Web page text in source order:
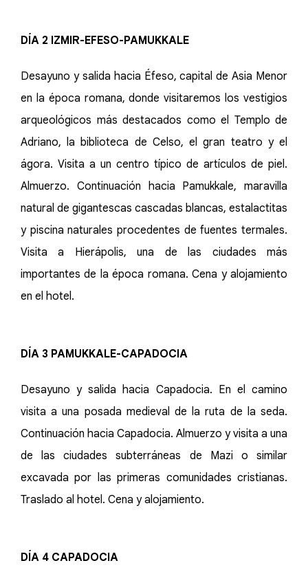
DÍA 2 IZMIR-EFESO-PAMUKKALE
Desayuno y salida hacia Éfeso, capital de Asia Menor
en la época romana, donde visitaremos los vestigios
arqueológicos más destacados como el Templo de
Adriano, la biblioteca de Celso, el gran teatro y el
ágora. Visita a un centro típico de artículos de piel.
Almuerzo. Continuación hacia Pamukkale, maravilla
natural de gigantescas cascadas blancas, estalactitas
y piscina naturales procedentes de fuentes termales.
Visita a Hierápolis, una de las ciudades más
importantes de la época romana. Cena y alojamiento
en el hotel.
DÍA 3 PAMUKKALE-CAPADOCIA
Desayuno y salida hacia Capadocia. En el camino
visita a una posada medieval de la ruta de la seda.
Continuación hacia Capadocia. Almuerzo y visita a una
de las ciudades subterráneas de Mazi o similar
excavada por las primeras comunidades cristianas.
Traslado al hotel. Cena y alojamiento.
DÍA 4 CAPADOCIA